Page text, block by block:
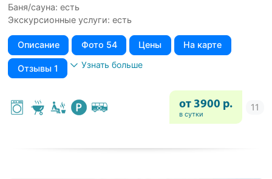
Баня/сауна: есть
Экскурсионные услуги: есть
Описание Фото 54 Цены На карте
Отзывы 1 Узнать больше
от 3900 р.
в сутки